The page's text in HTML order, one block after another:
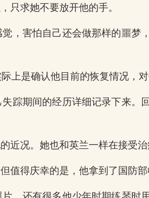
只求她不要放开他的手。
，害怕自己还会做那样的噩
上是确认他目前的恢复情况，
踪期间的经历详细记录下来。
近况。她也和英兰一样在接受
得庆幸的是，他拿到了国防部